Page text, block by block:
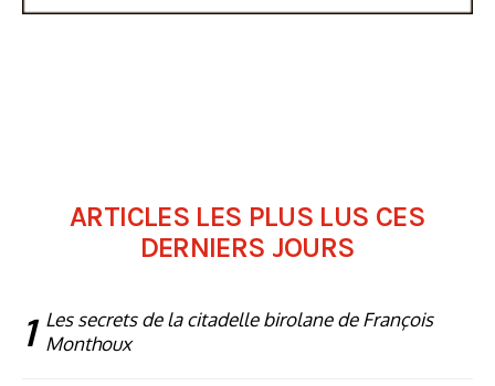
ARTICLES LES PLUS LUS CES
DERNIERS JOURS
1 Les secrets de la citadelle birolane de François
Monthoux